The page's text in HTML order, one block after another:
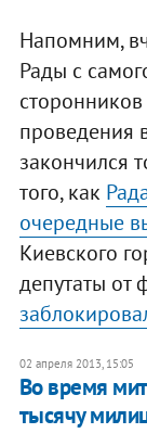
Напомним,
Рады с
проведения
закончился
того, как
очередные
Киевского
депутаты от
02 апреля 2013, 15:05
Во время
тысячу